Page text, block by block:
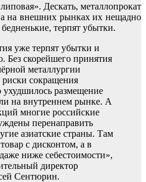
Дескать, металлопрокат
на внешних рынках их нещадно
терпят убытки.
уже терпят убытки и
Без скорейшего принятия
металлургии
риски сокращения
ухудшилось размещение
на внутреннем рынке. А
многие российские
перенаправить
азиатские страны. Там
с дисконтом, а в
ниже себестоимости»,
директор
Сентюрин.